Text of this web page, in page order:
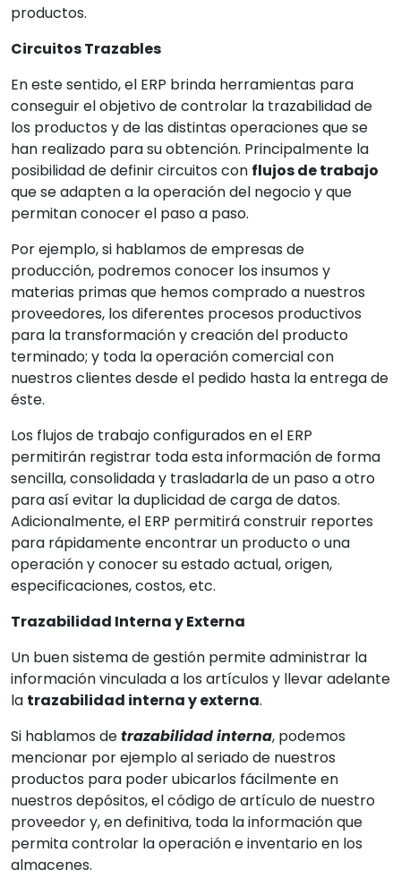
productos.
Circuitos Trazables
En este sentido, el ERP brinda herramientas para
conseguir el objetivo de controlar la trazabilidad de
los productos y de las distintas operaciones que se
han realizado para su obtención. Principalmente la
posibilidad de definir circuitos con flujos de trabajo
que se adapten a la operación del negocio y que
permitan conocer el paso a paso.
Por ejemplo, si hablamos de empresas de
producción, podremos conocer los insumos y
materias primas que hemos comprado a nuestros
proveedores, los diferentes procesos productivos
para la transformación y creación del producto
terminado; y toda la operación comercial con
nuestros clientes desde el pedido hasta la entrega de
éste.
Los flujos de trabajo configurados en el ERP
permitirán registrar toda esta información de forma
sencilla, consolidada y trasladarla de un paso a otro
para así evitar la duplicidad de carga de datos.
Adicionalmente, el ERP permitirá construir reportes
para rápidamente encontrar un producto o una
operación y conocer su estado actual, origen,
especificaciones, costos, etc.
Trazabilidad Interna y Externa
Un buen sistema de gestión permite administrar la
información vinculada a los artículos y llevar adelante
la trazabilidad interna y externa.
Si hablamos detrazabilidad interna, podemos
mencionar por ejemplo al seriado de nuestros
productos para poder ubicarlos fácilmente en
nuestros depósitos, el código de artículo de nuestro
proveedor y, en definitiva, toda la información que
permita controlar la operación e inventario en los
almacenes.